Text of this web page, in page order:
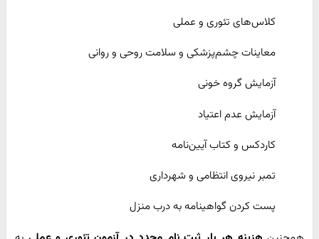
کلاس‌های تئوری و عملی
معاینات چشم‌پزشکی و سلامت روحی و روانی
آزمایش گروه خونی
آزمایش عدم اعتیاد
کاردکس و کتاب آیین‌نامه
تمبر نیروی انتظامی و شهرداری
پست کردن گواهینامه به درب منزل